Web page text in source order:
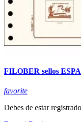
FILOBER sellos
favorite
Debes de estar registrado